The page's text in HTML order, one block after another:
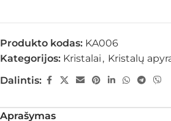
Produkto kodas: KA006
Kategorijos: Kristalai , Kristalų
Dalintis:
Aprašymas